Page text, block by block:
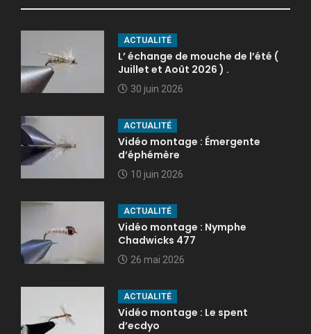
ACTUALITÉ
L’ échange de mouche de l’été (
Juillet et Août 2026 ) .
30 juin 2026
ACTUALITÉ
Vidéo montage : Émergente
d’éphémère
10 juin 2026
ACTUALITÉ
Vidéo montage : Nymphe
Chadwicks 477
26 mai 2026
ACTUALITÉ
Vidéo montage : Le spent
d’ecdyo